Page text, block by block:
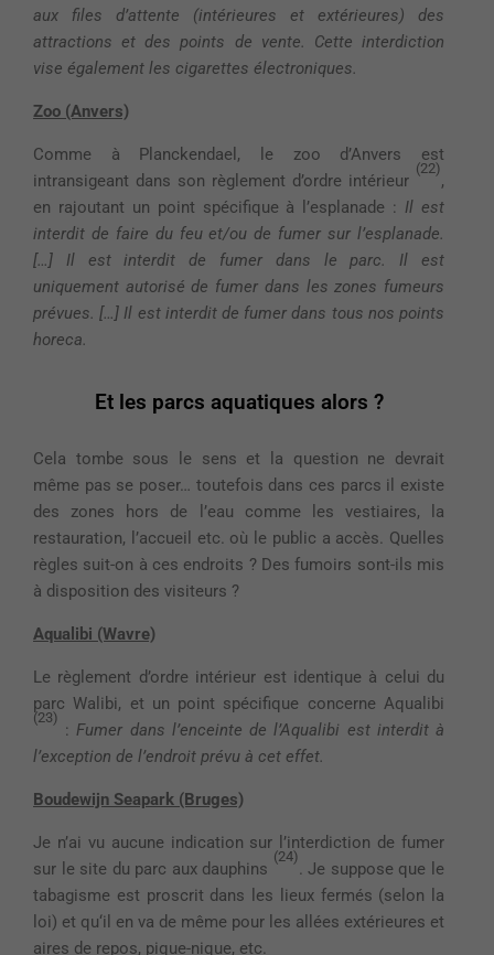
aux files d’attente (intérieures et extérieures) des
attractions et des points de vente. Cette interdiction
vise également les cigarettes électroniques.
Zoo (Anvers)
Comme à Planckendael, le zoo d’Anvers est
intransigeant dans son règlement d’ordre intérieur
(22)
,
en rajoutant un point spécifique à l’esplanade : Il est
interdit de faire du feu et/ou de fumer sur l’esplanade.
[…] Il est interdit de fumer dans le parc. Il est
uniquement autorisé de fumer dans les zones fumeurs
prévues. […] Il est interdit de fumer dans tous nos points
horeca.
Et les parcs aquatiques alors ?
Cela tombe sous le sens et la question ne devrait
même pas se poser… toutefois dans ces parcs il existe
des zones hors de l’eau comme les vestiaires, la
restauration, l’accueil etc. où le public a accès. Quelles
règles suit-on à ces endroits ? Des fumoirs sont-ils mis
à disposition des visiteurs ?
Aqualibi (Wavre)
Le règlement d’ordre intérieur est identique à celui du
parc Walibi, et un point spécifique concerne Aqualibi
(23)
:Fumer dans l’enceinte de l’Aqualibi est interdit à
l’exception de l’endroit prévu à cet effet.
Boudewijn Seapark (Bruges)
Je n’ai vu aucune indication sur l’interdiction de fumer
sur le site du parc aux dauphins
(24)
. Je suppose que le
tabagisme est proscrit dans les lieux fermés (selon la
loi) et qu‘il en va de même pour les allées extérieures et
aires de repos, pique-nique, etc.